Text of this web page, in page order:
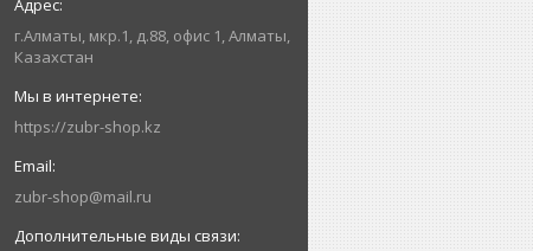
г.Алматы, мкр.1, д.88, офис 1, Алматы,
Казахстан
https://zubr-shop.kz
zubr-shop@mail.ru